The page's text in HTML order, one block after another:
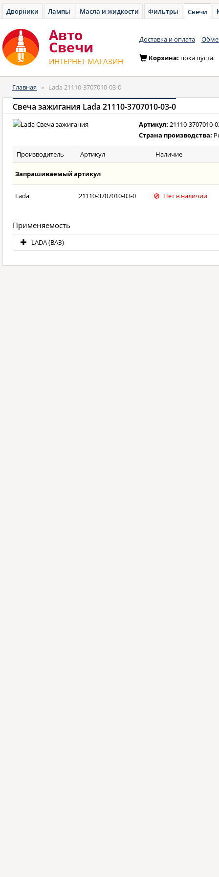
Дворники Лампы Масла и жидкости Фильтры Свечи
Авто
Cвечи
ИНТЕРНЕТ-МАГАЗИН
Доставка и оплата
Корзина: пока пуста.
Главная » Lada 21110-3707010-03-0
Свеча зажигания Lada 21110-3707010-03-0
Артикул: 21110-3707010-
Страна производства:
Производитель Артикул Наличие
Запрашиваемый артикул
Lada 21110-3707010-03-0 Нет в наличии
Применяемость
LADA (ВАЗ)